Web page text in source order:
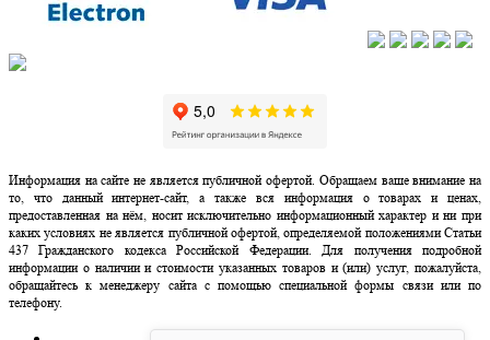
Информация на сайте не является публичной офертой. Обращаем ваше внимание на
то, что данный интернет-сайт, а также вся информация о товарах и ценах,
предоставленная на нём, носит исключительно информационный характер и ни при
каких условиях не является публичной офертой, определяемой положениями Статьи
437 Гражданского кодекса Российской Федерации. Для получения подробной
информации о наличии и стоимости указанных товаров и (или) услуг, пожалуйста,
обращайтесь к менеджеру сайта с помощью специальной формы связи или по
телефону.